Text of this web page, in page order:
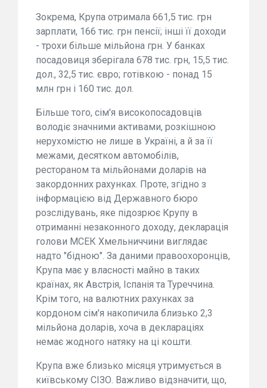
Зокрема, Крупа отримала 661,5 тис. грн
зарплати, 166 тис. грн пенсії; інші її доходи
- трохи більше мільйона грн. У банках
посадовиця зберігала 678 тис. грн, 15,5 тис.
дол., 32,5 тис. євро; готівкою - понад 15
млн грн і 160 тис. дол.
Більше того, сім'я високопосадовців
володіє значними активами, розкішною
нерухомістю не лише в Україні, а й за її
межами, десятком автомобілів,
рестораном та мільйонами доларів на
закордонних рахунках. Проте, згідно з
інформацією від Державного бюро
розслідувань, яке підозрює Крупу в
отриманні незаконного доходу, декларація
голови МСЕК Хмельниччини виглядає
надто "бідною". За даними правоохоронців,
Крупа має у власності майно в таких
країнах, як Австрія, Іспанія та Туреччина.
Крім того, на валютних рахунках за
кордоном сім'я накопичила близько 2,3
мільйона доларів, хоча в деклараціях
немає жодного натяку на ці кошти.
Крупа вже близько місяця утримується в
київському СІЗО. Важливо відзначити, що,